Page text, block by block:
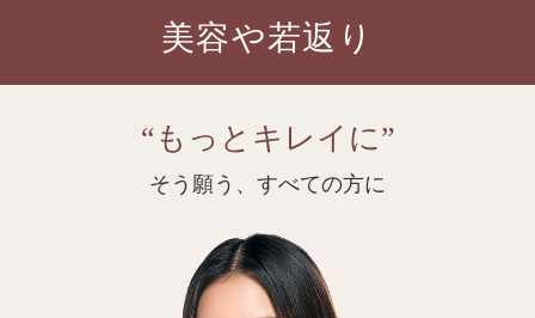
美容や若返り
“もっとキレイに”
そう願う、すべての方に